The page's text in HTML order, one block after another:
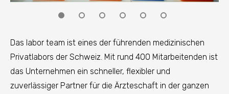
Das labor team ist eines der führenden medizinischen
Privatlabors der Schweiz. Mit rund 400 Mitarbeitenden ist
das Unternehmen ein schneller, flexibler und
zuverlässiger Partner für die Ärzteschaft in der ganzen